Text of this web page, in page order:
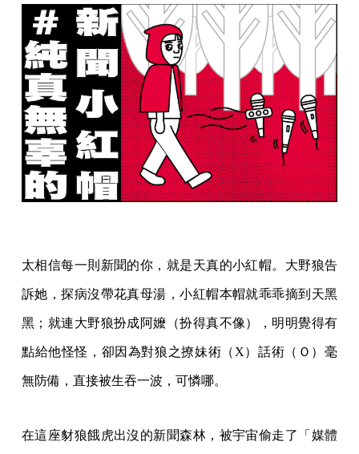
太相信每一則新聞的你，就是天真的小紅帽。大野狼告
訴她，探病沒帶花真母湯，小紅帽本帽就乖乖摘到天黑
黑；就連大野狼扮成阿嬤（扮得真不像），明明覺得有
點給他怪怪，卻因為對狼之撩妹術（X）話術（Ｏ）毫
無防備，直接被生吞一波，可憐哪。
在這座豺狼餓虎出沒的新聞森林，被宇宙偷走了「媒體